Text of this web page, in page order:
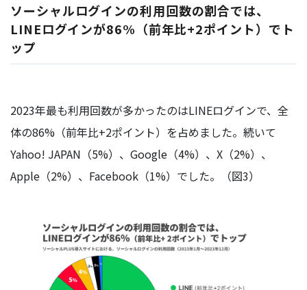
ソーシャルログインの利用回数の割合では、
LINEログインが86%（前年比+2ポイント）でト
ップ
2023年最も利用回数が多かったのはLINEログインで、全
体の86%（前年比+2ポイント）を占めました。続いて
Yahoo! JAPAN（5%）、Google（4%）、X（2%）、
Apple（2%）、Facebook（1%）でした。（図3）